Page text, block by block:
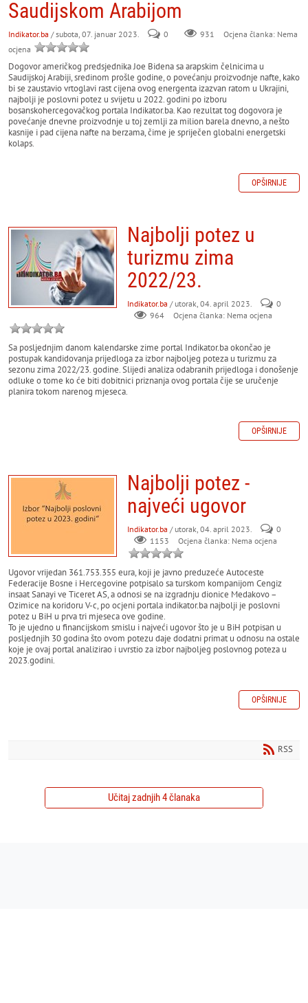
Saudijskom Arabijom
Indikator.ba / subota, 07. januar 2023. 0 931
Ocjena članka: Nema
ocjena
Dogovor američkog predsjednika Joe Bidena sa arapskim čelnicima u
Saudijskoj Arabiji, sredinom prošle godine, o povećanju proizvodnje nafte, kako
bi se zaustavio vrtoglavi rast cijena ovog energenta izazvan ratom u Ukrajini,
najbolji je poslovni potez u svijetu u 2022. godini po izboru
bosanskohercegovačkog portala Indikator.ba. Kao rezultat tog dogovora je
povećanje dnevne proizvodnje u toj zemlji za milion barela dnevno, a nešto
kasnije i pad cijena nafte na berzama, čime je spriječen globalni energetski
kolaps.
OPŠIRNIJE
Najbolji potez u
turizmu zima
2022/23.
Indikator.ba / utorak, 04. april 2023.
0
964
Ocjena članka: Nema ocjena
Sa posljednjim danom kalendarske zime portal Indikator.ba okončao je
postupak kandidovanja prijedloga za izbor najboljeg poteza u turizmu za
sezonu zima 2022/23. godine. Slijedi analiza odabranih prijedloga i donošenje
odluke o tome ko će biti dobitnici priznanja ovog portala čije se uručenje
planira tokom narenog mjeseca.
OPŠIRNIJE
Najbolji potez -
najveći ugovor
Indikator.ba / utorak, 04. april 2023.
0
1153
Ocjena članka: Nema ocjena
Ugovor vrijedan 361.753.355 eura, koji je javno preduzeće Autoceste
Federacije Bosne i Hercegovine potpisalo sa turskom kompanijom Cengiz
insaat Sanayi ve Ticeret AS, a odnosi se na izgradnju dionice Medakovo –
Ozimice na koridoru V-c, po ocjeni portala indikator.ba najbolji je poslovni
potez u BiH u prva tri mjeseca ove godine.
To je ujedno u financijskom smislu i najveći ugovor što je u BiH potpisan u
posljednjih 30 godina što ovom potezu daje dodatni primat u odnosu na ostale
koje je ovaj portal analizirao i uvrstio za izbor najboljeg poslovnog poteza u
2023.godini.
OPŠIRNIJE
RSS
Učitaj zadnjih 4 članaka